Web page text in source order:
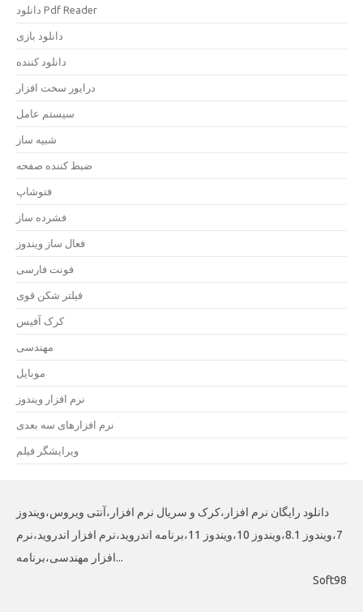
دانلود Pdf Reader
دانلود بازی
دانلود کننده
درایور سخت افزار
سیستم عامل
شبیه ساز
ضبط کننده صفحه
فتوشاپ
فشرده ساز
فعال ساز ویندوز
فونت فارسی
فیلتر شکن قوی
کرک آفیس
مهندسی
موبایل
نرم افزار ویندوز
نرم افزارهای سه بعدی
ویرایشگر فیلم
دانلود رایگان نرم افزار،کرک و سریال نرم افزار،آنتی ویروس،ویندوز
7،ویندوز 8.1،ویندوز 10،ویندوز 11،برنامه اندروید،نرم افزار اندروید،نرم
افزار مهندسی،برنامه...
Soft98